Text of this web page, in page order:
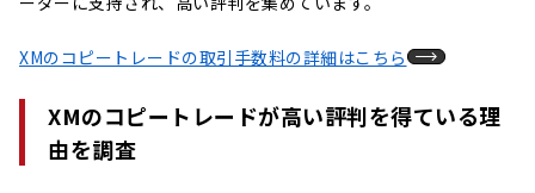
XMのコピートレードの取引手数料の詳細はこちら
XMのコピートレードが高い評判を得ている理
由を調査